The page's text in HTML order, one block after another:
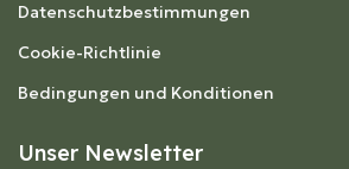
Datenschutzbestimmungen
Cookie-Richtlinie
Bedingungen und Konditionen
Unser Newsletter